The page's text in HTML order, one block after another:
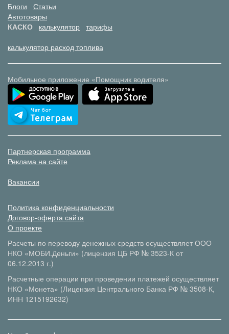
Блоги
Статьи
Автотовары
КАСКО
калькулятор тарифы
калькулятор расход топлива
Мобильное приложение «Помощник водителя»
Партнерская программа
Реклама на сайте
Вакансии
Политика конфиденциальности
Договор-оферта сайта
О проекте
Расчеты по переводу денежных средств осуществляет ООО
НКО «МОБИ.Деньги» (лицензия ЦБ РФ № 3523-К от
06.12.2013 г.)
Расчетные операции при проведении платежей осуществляет
НКО «Монета» (Лицензия Центрального Банка РФ № 3508-К,
ИНН 1215192632)